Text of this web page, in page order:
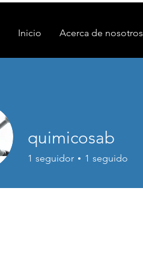
Inicio Acerca de nosotros
quimicosab
1 seguidor 1 seguido